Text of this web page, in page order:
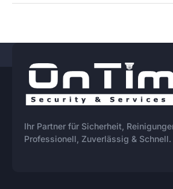
Ihr Partner für Sicherheit,
Professionell, Zuverlässig & Schnell.